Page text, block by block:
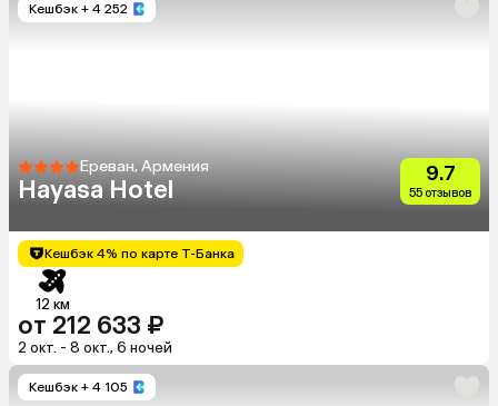
Кешбэк + 4 252
Ереван, Армения
Hayasa Hotel
9.7
55 отзывов
Кешбэк 4% по карте Т-Банка
12 км
от 212 633 ₽
2 окт. - 8 окт., 6 ночей
Кешбэк + 4 105